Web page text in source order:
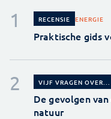
RECENSIE ENERGIE
Praktische gids
VIJF VRAGEN OVER...
De gevolgen
natuur